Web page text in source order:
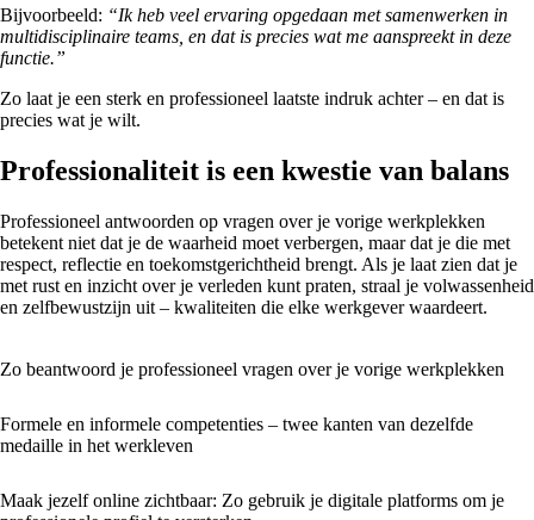
Bijvoorbeeld: “Ik heb veel ervaring opgedaan met samenwerken in
multidisciplinaire teams, en dat is precies wat me aanspreekt in deze
functie.”
Zo laat je een sterk en professioneel laatste indruk achter – en dat is
precies wat je wilt.
Professionaliteit is een kwestie van balans
Professioneel antwoorden op vragen over je vorige werkplekken
betekent niet dat je de waarheid moet verbergen, maar dat je die met
respect, reflectie en toekomstgerichtheid brengt. Als je laat zien dat je
met rust en inzicht over je verleden kunt praten, straal je volwassenheid
en zelfbewustzijn uit – kwaliteiten die elke werkgever waardeert.
Zo beantwoord je professioneel vragen over je vorige werkplekken
Formele en informele competenties – twee kanten van dezelfde
medaille in het werkleven
Maak jezelf online zichtbaar: Zo gebruik je digitale platforms om je